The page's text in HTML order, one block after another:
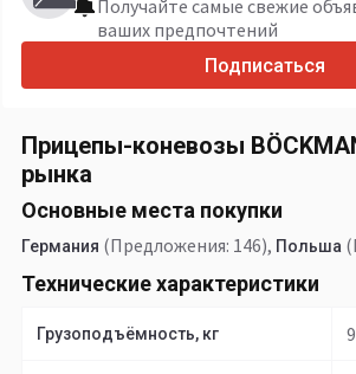
Получайте самые свежие
ваших предпочтений
Подписаться
Прицепы-коневозы
рынка
Основные места покупки
Германия (Предложения: 146), Польша
Технические характеристики
Грузоподъёмность, кг